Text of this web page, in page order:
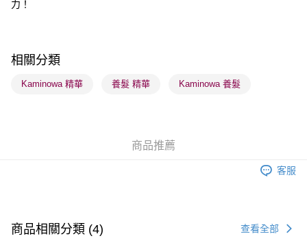
送貨方式
每筆HK$65.00，滿HK$300.00或以上免運費
每筆HK$65.00，滿HK$300.00或以上免運費
(香港門市) 只顯示可選門市。確認發貨後2-5個工作天到店，3天內
(澳門門市) 只顯示可選門市。確認發貨後2-5個工作天到店，3天內
力！
相關分類
Kaminowa 精華 養髮 精華 Kaminowa 養髮
商品推薦
客服
商品相關分類 (4) 查看全部